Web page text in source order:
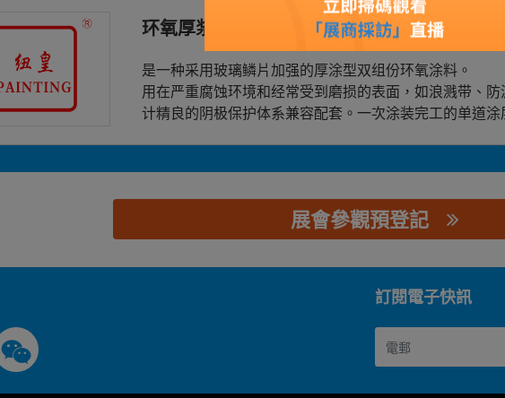
环氧厚浆玻璃鳞片漆883GF
是一种采用玻璃鳞片加强的厚涂型双组份环氧涂料。
用在严重腐蚀环境和经常受到磨损的表面，如浪溅带、
计精良的阴极保护体系兼容配套。一次涂装完工的单道涂
展會參觀預登記
訂閱電子快訊